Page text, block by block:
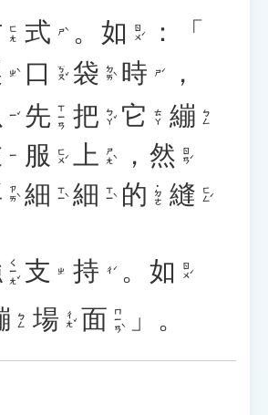
ㄈㄤ 式 ㄕˋ 。 如 ㄖㄨˊ
：「
ㄓˋ 口 ㄎㄡˇ 袋 ㄉㄞˋ 時 ㄕˊ
，
ㄧˇ 先 ㄒㄧㄢ 把 ㄅㄚˇ 它 ㄊㄚ 繃 ㄅㄥ
ㄧ 服 ㄈㄨˊ 上 ㄕㄤˋ ， 然 ㄖㄢˊ
ㄗㄞˋ 細 ㄒㄧˋ 細 ㄒㄧˋ 的 ˙ㄉㄜ 縫 ㄈㄥˊ
ㄑㄧㄤˇ 支 ㄓ 持 ㄔˊ 。 如 ㄖㄨˊ
ㄅㄥ 場 ㄔㄤˇ 面 ㄇㄧㄢˋ 」。